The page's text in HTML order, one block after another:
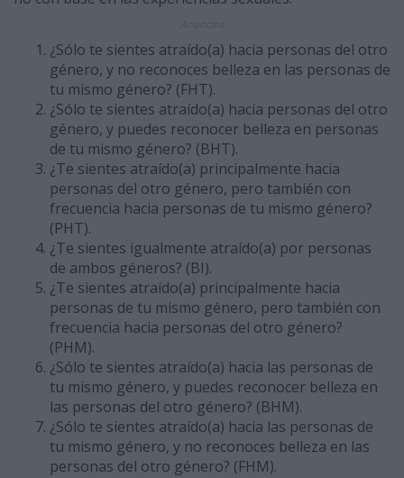
¿Sólo te sientes atraído(a) hacia personas del otro
género, y no reconoces belleza en las perso­nas de
tu mismo género? (FHT).
¿Sólo te sientes atraído(a) hacia personas del otro
género, y puedes reconocer belleza en perso­nas
de tu mismo género? (BHT).
¿Te sientes atraído(a) principalmente hacia
personas del otro género, pero también con
frecuen­cia hacia personas de tu mismo género?
(PHT).
¿Te sientes igualmente atraído(a) por personas
de ambos géneros? (BI).
¿Te sientes atraído(a) principalmente hacia
personas de tu mismo género, pero también con
fre­cuencia hacia personas del otro género?
(PHM).
¿Sólo te sientes atraído(a) hacia las personas de
tu mismo género, y puedes reconocer belleza en
las personas del otro género? (BHM).
¿Sólo te sientes atraído(a) hacia las personas de
tu mismo género, y no reconoces belleza en las
personas del otro género? (FHM).